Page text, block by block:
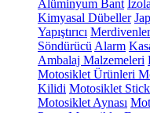
Alüminyum Bant
Kimyasal Dübeller
Yapıştırıcı Merdivenler
Söndürücü Alarm
Ambalaj Malzemeleri
Motosiklet Ürünleri
Kilidi Motosiklet
Motosiklet Aynası